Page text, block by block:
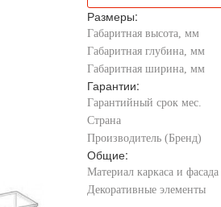
Размеры:
Габаритная высота, мм
Габаритная глубина, мм
Габаритная ширина, мм
Гарантии:
Гарантийный срок мес.
Страна
Производитель (Бренд)
Общие:
Материал каркаса и фасада
Декоративные элементы